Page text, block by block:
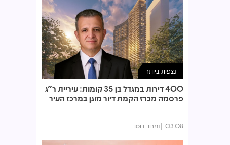
נצפות ביותר
400 דירות במגדל בן 35 קומות: עיריית ר"ג
פרסמה מכרז הקמת דיור מוגן במרכז העיר
03.08 נמרוד בוסו